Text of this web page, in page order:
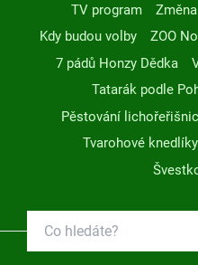
TV program
Kdy budou volby
ZOO
7 pádů Honzy Dědka
Tatarák podle
Pěstování
Tvarohové knedlíky